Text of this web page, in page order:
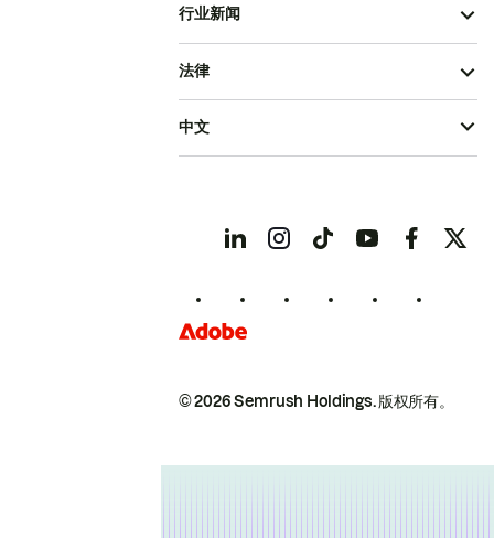
行业新闻
© 2026 Semrush Holdings.版权所有。
法律
中文